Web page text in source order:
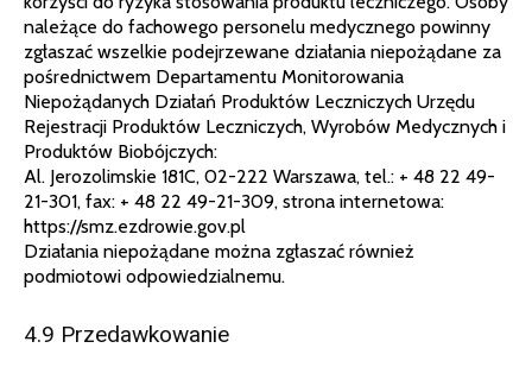
należące do fachowego personelu medycznego powinny
zgłaszać wszelkie podejrzewane działania niepożądane za
pośrednictwem Departamentu Monitorowania
Niepożądanych Działań Produktów Leczniczych Urzędu
Rejestracji Produktów Leczniczych, Wyrobów Medycznych i
Produktów Biobójczych:
Al. Jerozolimskie 181C, 02-222 Warszawa, tel.: + 48 22 49-
21-301, fax: + 48 22 49-21-309, strona internetowa:
https://smz.ezdrowie.gov.pl
Działania niepożądane można zgłaszać również
podmiotowi odpowiedzialnemu.
4.9 Przedawkowanie